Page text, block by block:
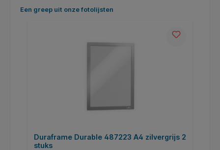
Productgalerij overslaan
Een greep uit onze fotolijsten
Duraframe Durable 487223 A4 zilvergrijs 2
stuks